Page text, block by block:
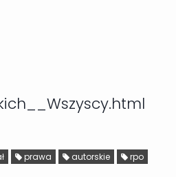
prawa autorskie rpo